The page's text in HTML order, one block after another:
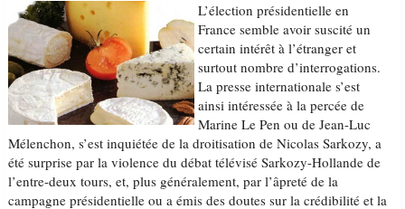
L’élection présidentielle en
France semble avoir suscité un
certain intérêt à l’étranger et
surtout nombre d’interrogations.
La presse internationale s’est
ainsi intéressée à la percée de
Marine Le Pen ou de Jean-Luc
Mélenchon, s’est inquiétée de la droitisation de Nicolas Sarkozy, a
été surprise par la violence du débat télévisé Sarkozy-Hollande de
l’entre-deux tours, et, plus généralement, par l’âpreté de la
campagne présidentielle ou a émis des doutes sur la crédibilité et la